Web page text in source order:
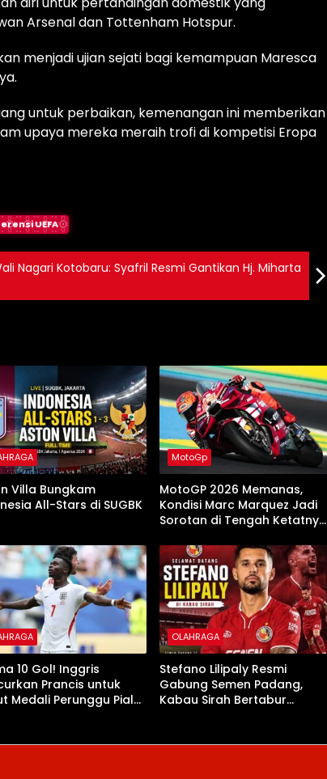
Arsenal dan Tottenham Hotspur.
menjadi ujian sejati bagi kemampuan Maresca
untuk perbaikan, kemenangan ini memberikan
upaya mereka meraih trofi di kompetisi Eropa
UEFA
Nagari Kotobaru: Syafril Resmi Gantikan Hj. Miharta
Villa Bungkam
All-Stars di SUGBK
MotoGp
MotoGP 2026 Memanas,
Kondisi Marc Marquez Jadi
Sorotan di Tengah Ketatnya
10 Gol! Inggris
Prancis untuk
Medali Perunggu Piala
OLAHRAGA
Stefano Lilipaly Resmi
Gabung Semen Padang,
Kabau Sirah Bertabur